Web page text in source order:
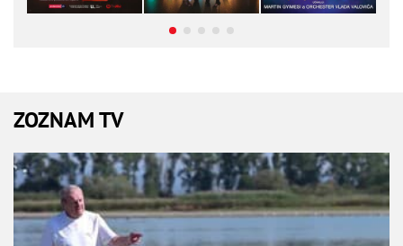
ZOZNAM TV